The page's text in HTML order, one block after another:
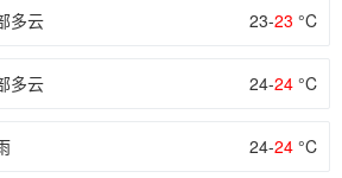
多云 23-23 °C
多云 24-24 °C
24-24 °C